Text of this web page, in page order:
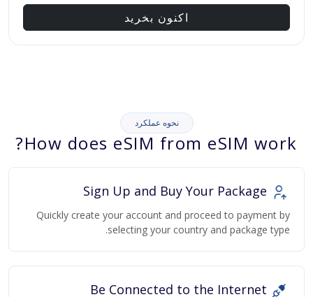
اکنون بخرید
نحوه عملکرد
How does eSIM from eSIM work?
Quickly create your account and proceed to payment by
selecting your country and package type.